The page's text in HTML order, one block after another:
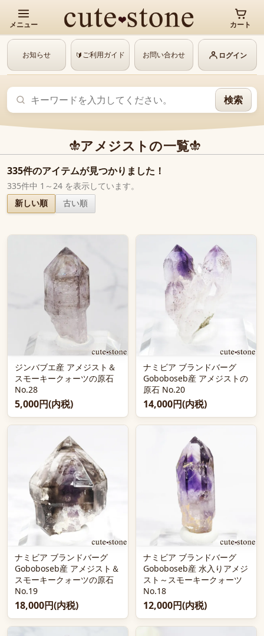
メニュー カート
お知らせ 🔰ご利用ガイド お問い合わせ ログイン
検索
アメジストの一覧
335件のアイテムが見つかりました！
335件中 1～24 を表示しています。
新しい順
古い順
ジンバブエ産 アメジスト＆
スモーキークォーツの原石
No.28
5,000円(内税)
ナミビア ブランドバーグ
Goboboseb産 アメジストの
原石 No.20
14,000円(内税)
ナミビア ブランドバーグ
Goboboseb産 アメジスト＆
スモーキークォーツの原石
No.19
18,000円(内税)
ナミビア ブランドバーグ
Goboboseb産 水入りアメジ
スト～スモーキークォーツ
No.18
12,000円(内税)